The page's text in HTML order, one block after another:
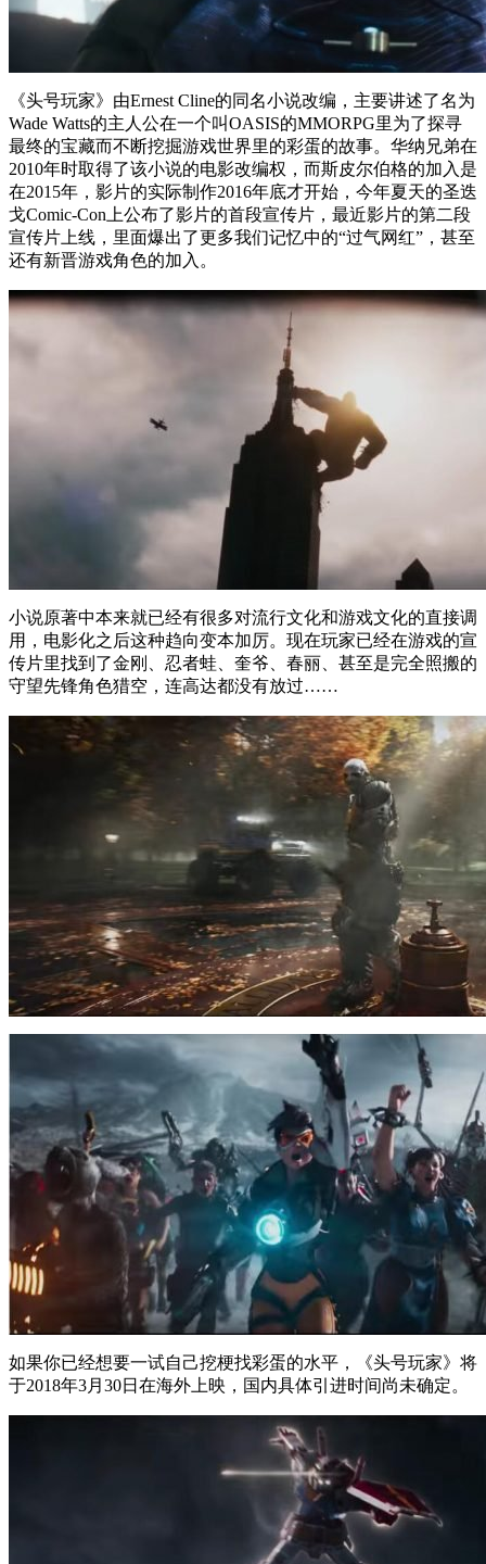
《头号玩家》由Ernest Cline的同名小说改编，主要讲述了名为
Wade Watts的主人公在一个叫OASIS的MMORPG里为了探寻
最终的宝藏而不断挖掘游戏世界里的彩蛋的故事。华纳兄弟在
2010年时取得了该小说的电影改编权，而斯皮尔伯格的加入是
在2015年，影片的实际制作2016年底才开始，今年夏天的圣迭
戈Comic-Con上公布了影片的首段宣传片，最近影片的第二段
宣传片上线，里面爆出了更多我们记忆中的“过气网红”，甚至
还有新晋游戏角色的加入。
小说原著中本来就已经有很多对流行文化和游戏文化的直接调
用，电影化之后这种趋向变本加厉。现在玩家已经在游戏的宣
传片里找到了金刚、忍者蛙、奎爷、春丽、甚至是完全照搬的
守望先锋角色猎空，连高达都没有放过……
如果你已经想要一试自己挖梗找彩蛋的水平，《头号玩家》将
于2018年3月30日在海外上映，国内具体引进时间尚未确定。